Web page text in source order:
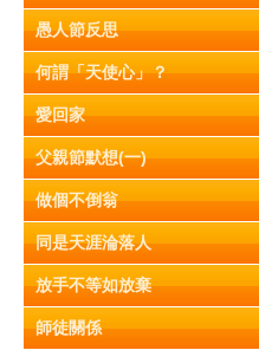
愚人節反思
何謂「天使心」？
愛回家
父親節默想(一)
做個不倒翁
同是天涯淪落人
放手不等如放棄
師徒關係